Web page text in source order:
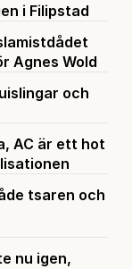
i Filipstad
Agnes Wold
och
AC är ett hot
tsaren och
nu igen,